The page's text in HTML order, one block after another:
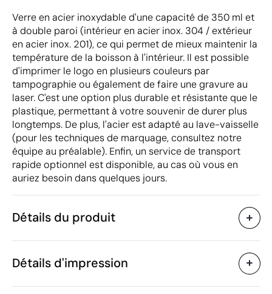
Verre en acier inoxydable d'une capacité de 350 ml et
à double paroi (intérieur en acier inox. 304 / extérieur
en acier inox. 201), ce qui permet de mieux maintenir la
température de la boisson à l'intérieur. Il est possible
d'imprimer le logo en plusieurs couleurs par
tampographie ou également de faire une gravure au
laser. C'est une option plus durable et résistante que le
plastique, permettant à votre souvenir de durer plus
longtemps. De plus, l'acier est adapté au lave-vaisselle
(pour les techniques de marquage, consultez notre
équipe au préalable). Enfin, un service de transport
rapide optionnel est disponible, au cas où vous en
auriez besoin dans quelques jours.
Détails du produit
Caractéristiques
Code du produit
Détails d'impression